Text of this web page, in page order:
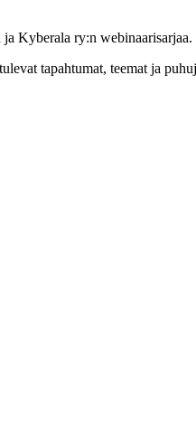
Kyberala ry:n webinaarisarjaa.
tapahtumat, teemat ja